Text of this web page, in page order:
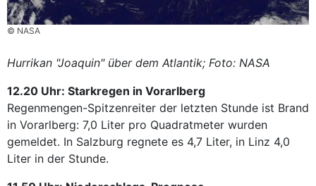
© NASA
Hurrikan "Joaquin" über dem Atlantik; Foto: NASA
12.20 Uhr: Starkregen in Vorarlberg
Regenmengen-Spitzenreiter der letzten Stunde ist Brand
in Vorarlberg: 7,0 Liter pro Quadratmeter wurden
gemeldet. In Salzburg regnete es 4,7 Liter, in Linz 4,0
Liter in der Stunde.